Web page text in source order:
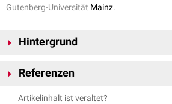
Gutenberg-Universität Mainz.
Hintergrund
Forschungsnetzwerks für
Ganymed Pharmaceuticals.
Referenzen
Artikelinhalt ist veraltet?